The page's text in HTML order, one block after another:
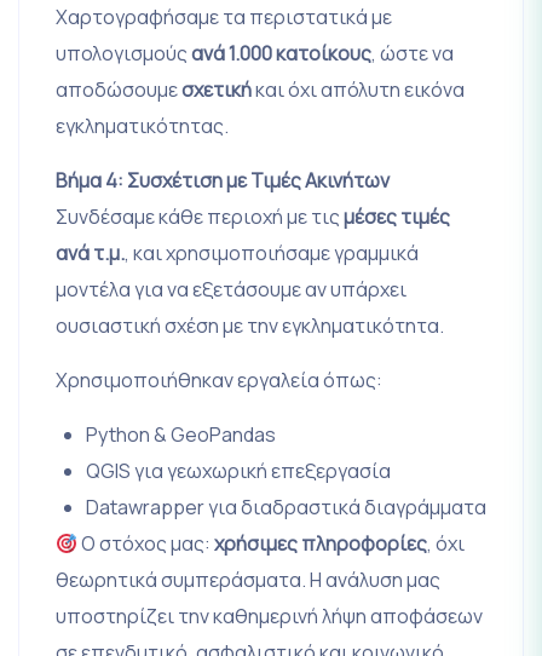
Χαρτογραφήσαμε τα περιστατικά με
υπολογισμούςανά 1.000 κατοίκους, ώστε να
αποδώσουμεσχετικήκαι όχι απόλυτη εικόνα
εγκληματικότητας.
Βήμα 4: Συσχέτιση με Τιμές Ακινήτων
Συνδέσαμε κάθε περιοχή με τιςμέσες τιμές
ανά τ.μ., και χρησιμοποιήσαμε γραμμικά
μοντέλα για να εξετάσουμε αν υπάρχει
ουσιαστική σχέση με την εγκληματικότητα.
Χρησιμοποιήθηκαν εργαλεία όπως:
Python & GeoPandas
QGIS για γεωχωρική επεξεργασία
Datawrapper για διαδραστικά διαγράμματα
Ο στόχος μας:χρήσιμες πληροφορίες, όχι
θεωρητικά συμπεράσματα. Η ανάλυση μας
υποστηρίζει την καθημερινή λήψη αποφάσεων